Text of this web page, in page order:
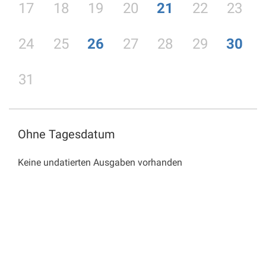
17 18 19 20 21 22 23
24 25 26 27 28 29 30
31
Ohne Tagesdatum
Keine undatierten Ausgaben vorhanden